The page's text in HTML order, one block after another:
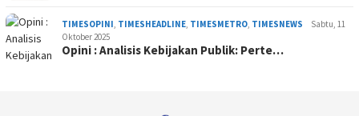
TIMESOPINI, TIMESHEADLINE, TIMESMETRO, TIMESNEWS
Sabtu, 11
Oktober 2025
Opini : Analisis Kebijakan Publik: Perte…